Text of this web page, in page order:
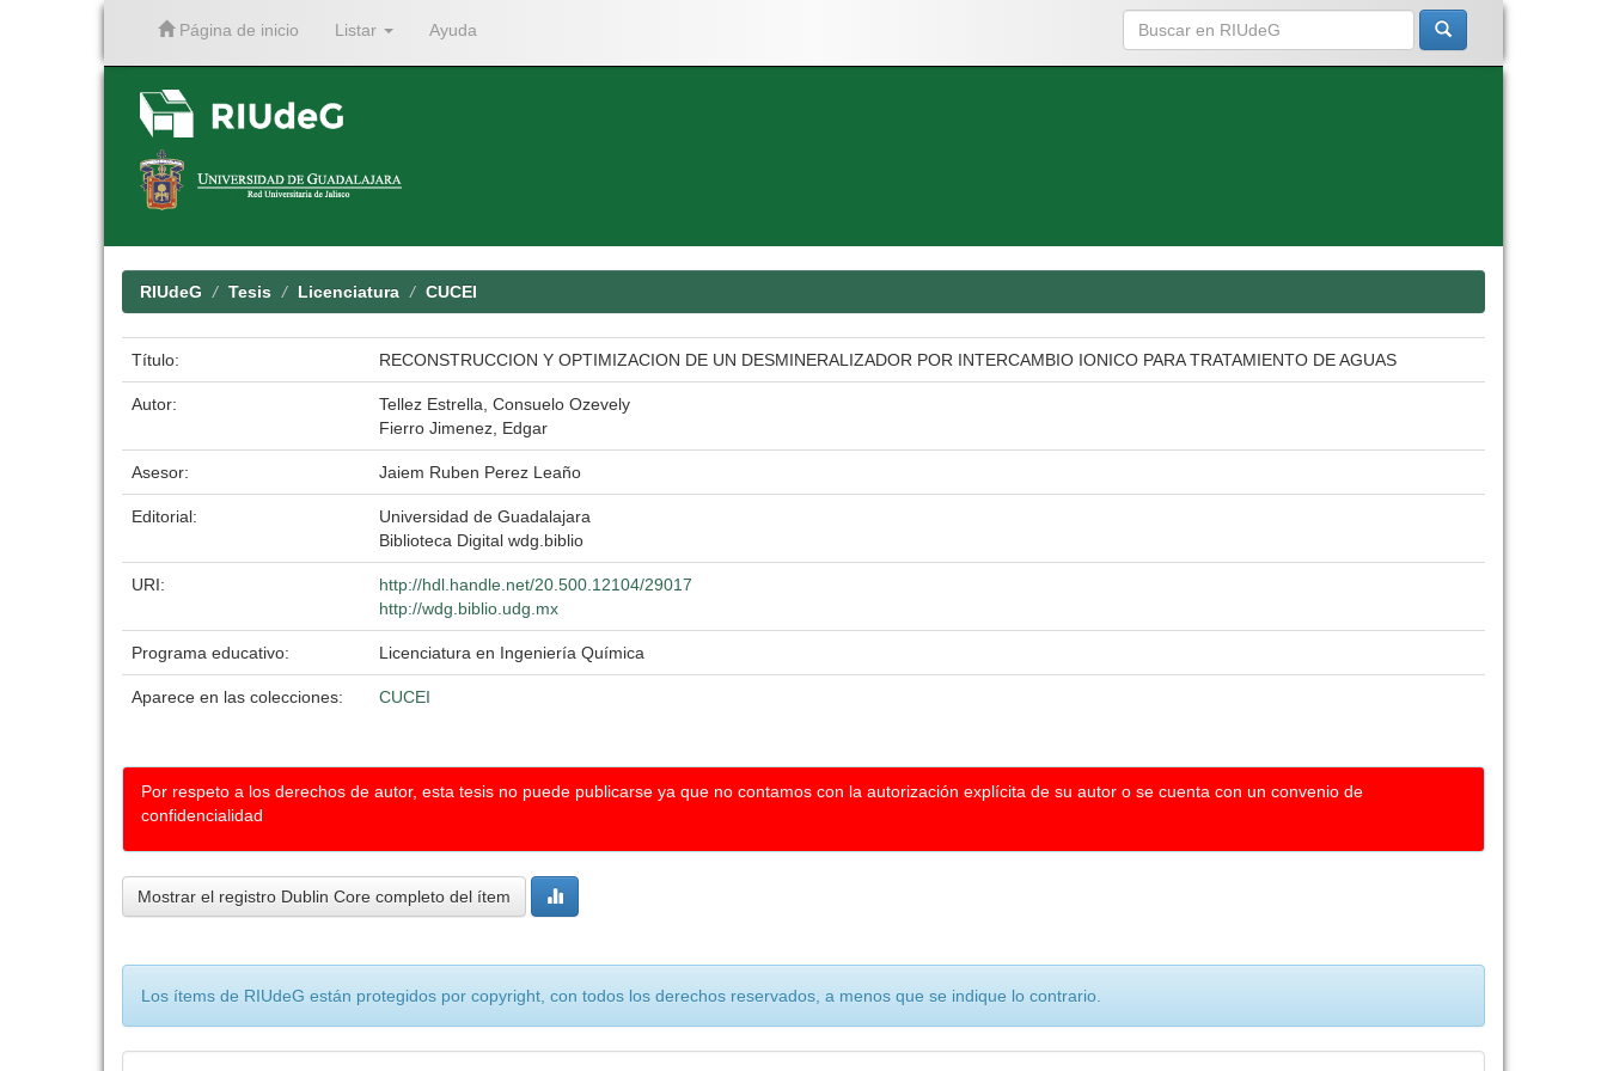
Página de inicio Listar Ayuda
RIUdeG Tesis Licenciatura CUCEI
Título: RECONSTRUCCION Y OPTIMIZACION DE UN DESMINERALIZADOR POR INTERCAMBIO IONICO PARA TRATAMIENTO DE AGUAS
Autor:
Tellez Estrella, Consuelo Ozevely
Fierro Jimenez, Edgar
Asesor: Jaiem Ruben Perez Leaño
Editorial:
Universidad de Guadalajara
Biblioteca Digital wdg.biblio
URI:
http://hdl.handle.net/20.500.12104/29017
http://wdg.biblio.udg.mx
Programa educativo: Licenciatura en Ingeniería Química
Aparece en las colecciones: CUCEI
Por respeto a los derechos de autor, esta tesis no puede publicarse ya que no contamos con la autorización explícita de su autor o se cuenta con un convenio de
confidencialidad
Mostrar el registro Dublin Core completo del ítem
Los ítems de RIUdeG están protegidos por copyright, con todos los derechos reservados, a menos que se indique lo contrario.